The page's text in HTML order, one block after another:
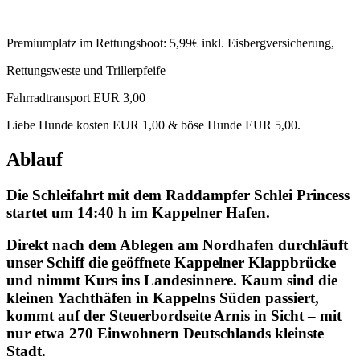
Premiumplatz im Rettungsboot: 5,99€ inkl. Eisbergversicherung,
Rettungsweste und Trillerpfeife
Fahrradtransport EUR 3,00
Liebe Hunde kosten EUR 1,00 & böse Hunde EUR 5,00.
Ablauf
Die Schleifahrt mit dem Raddampfer Schlei Princess
startet um 14:40 h im Kappelner Hafen.
Direkt nach dem Ablegen am Nordhafen durchläuft
unser Schiff die geöffnete Kappelner Klappbrücke
und nimmt Kurs ins Landesinnere. Kaum sind die
kleinen Yachthäfen in Kappelns Süden passiert,
kommt auf der Steuerbordseite Arnis in Sicht – mit
nur etwa 270 Einwohnern Deutschlands kleinste
Stadt.